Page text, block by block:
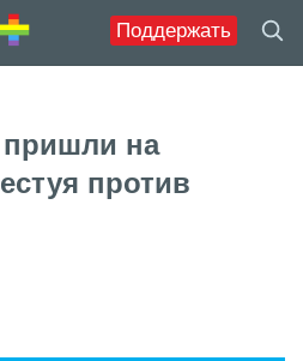
Поддержать
пришли на
против